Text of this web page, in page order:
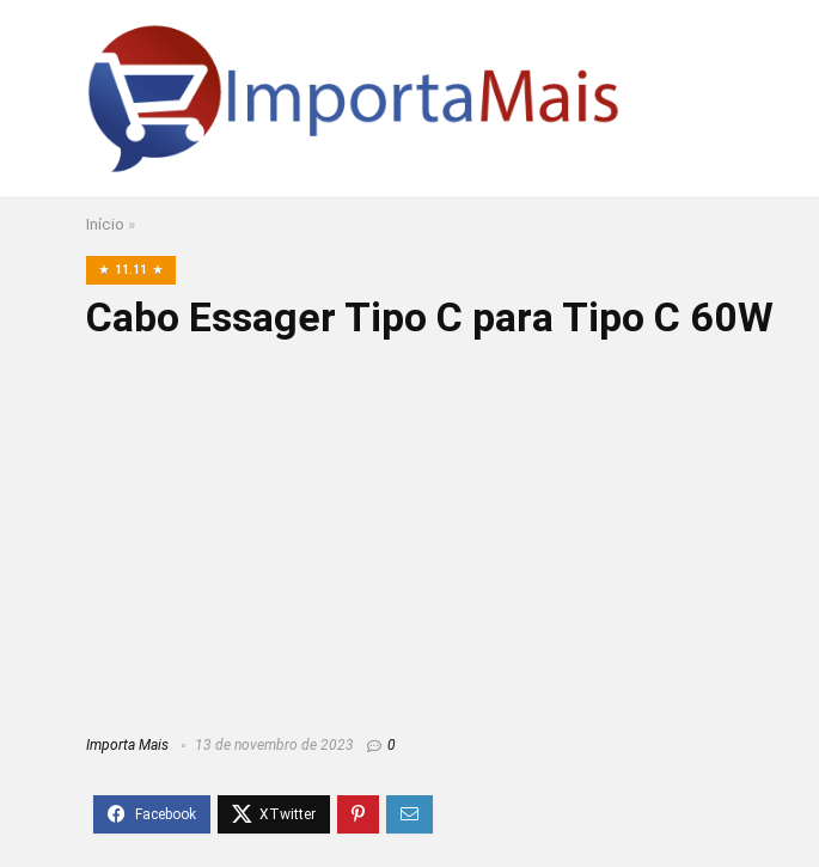
Início »
11.11
Cabo Essager Tipo C para Tipo C 60W
Importa Mais 13 de novembro de 2023 0